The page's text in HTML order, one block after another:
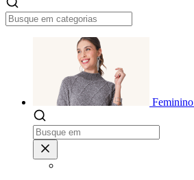
Feminino